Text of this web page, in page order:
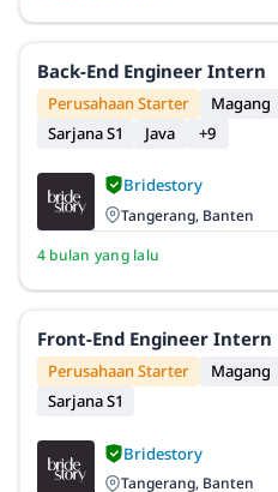
Back-End Engineer Intern
Perusahaan Starter
Magang
Sarjana S1
Java +9
Bridestory
Tangerang, Banten
4 bulan yang lalu
Front-End Engineer Intern
Perusahaan Starter
Magang
Sarjana S1
Bridestory
Tangerang, Banten